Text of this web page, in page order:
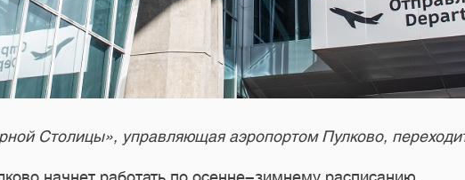
Столицы», управляющая аэропортом Пулково,